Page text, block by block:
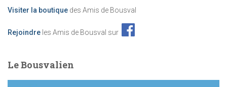
Visiter la boutique des Amis de Bousval
Rejoindre les Amis de Bousval sur
Le Bousvalien